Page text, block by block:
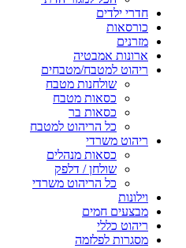
חדרי ילדים
כורסאות
מזרנים
ארונות אמבטיה
ריהוט למטבח/מטבחים
שולחנות מטבח
כסאות מטבח
כסאות בר
כל הריהוט למטבח
ריהוט משרדי
כסאות מנהלים
שולחן / דלפק
כל הריהוט משרדי
וילונות
מבצעים חמים
ריהוט כללי
מסגרות לפלזמה